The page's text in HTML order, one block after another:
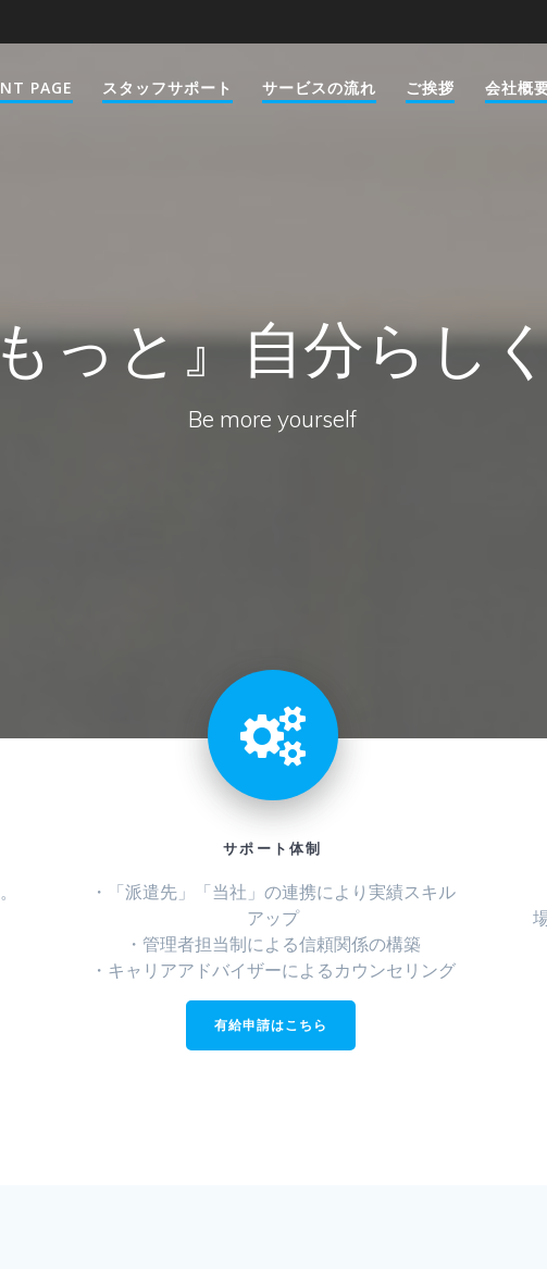
PAGE スタッフサポート サービスの流れ ご挨拶 会社概
っと』自分らし
Be more yourself
サポート体制
・「派遣先」「当社」の連携により実績スキル
アップ
・管理者担当制による信頼関係の構築
・キャリアアドバイザーによるカウンセリング
有給申請はこちら